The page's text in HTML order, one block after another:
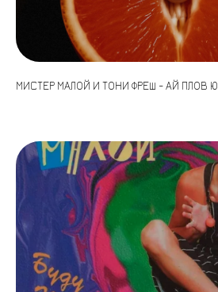
МИСТЕР МАЛОЙ И ТОНИ ФРЕШ - АЙ ПЛОВ Ю